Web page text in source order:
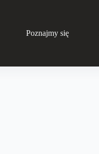
Poznajmy się